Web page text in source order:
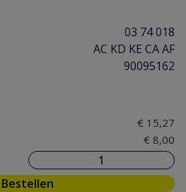
03 74 018
AC KD KE CA AF
90095162
€ 15,27
€ 8,00
Bestellen